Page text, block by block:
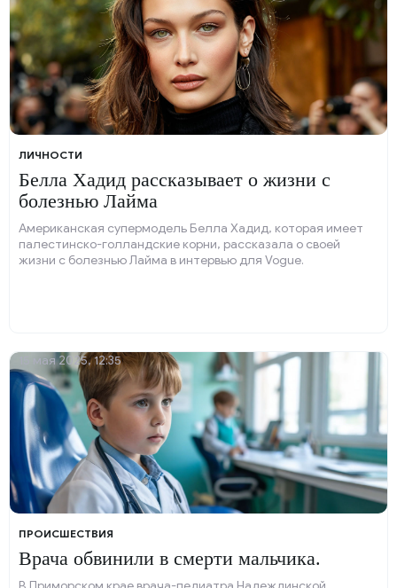
ЛИЧНОСТИ
Белла Хадид рассказывает о жизни с
болезнью Лайма
Американская супермодель Белла Хадид, которая имеет
палестинско-голландские корни, рассказала о своей
жизни с болезнью Лайма в интервью для Vogue.
ПРОИСШЕСТВИЯ
Врача обвинили в смерти мальчика.
15 мая 2025, 12:35